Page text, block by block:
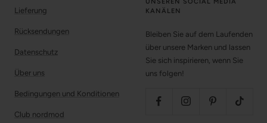
Lieferung
Rücksendungen
Datenschutz
Über uns
Bedingungen und Konditionen
Club nordmod
KANÄLEN
Bleiben Sie auf dem Laufenden
über unsere Marken und lassen
Sie sich inspirieren, wenn Sie
uns folgen!